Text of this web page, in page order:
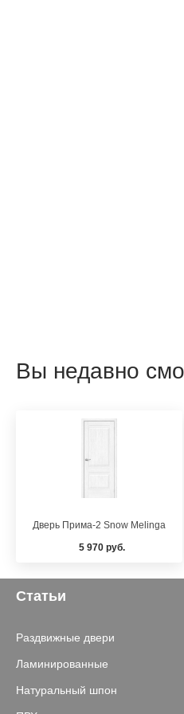
Вы недавно
Дверь Прима-2 Snow Melinga
5 970 руб.
Статьи
Раздвижные двери
Ламинированные
Натуральный шпон